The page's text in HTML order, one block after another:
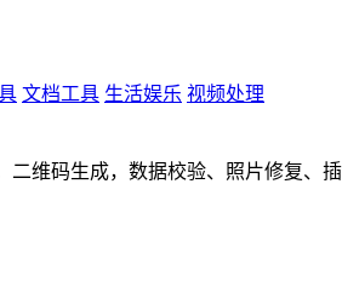
文档工具 生活娱乐 视频处理
维码生成，数据校验、照片修复、插